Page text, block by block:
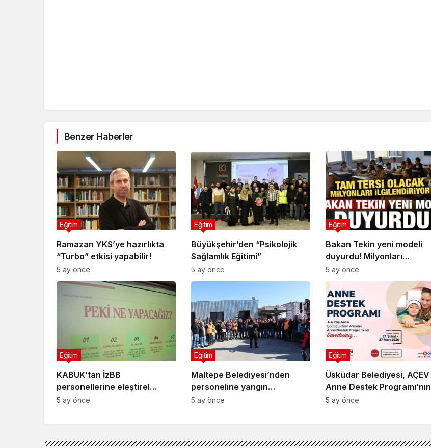
Benzer Haberler
Ramazan YKS’ye hazırlıkta
“Turbo” etkisi yapabilir!
Eğitim
5 ay önce
Büyükşehir’den “Psikolojik
Sağlamlık Eğitimi”
Eğitim
5 ay önce
Bakan Tekin yeni modeli
duyurdu! Milyonları
ilgilendiriyor, tam tersi
olacak…
Eğitim
5 ay önce
KABUK’tan İzBB
personellerine eleştirel
medya okuryazarlığı ve dijital
Eğitim
5 ay önce
Maltepe Belediyesi’nden
personeline yangın
farkındalık eğitimi
Eğitim
5 ay önce
Üsküdar Belediyesi, AÇEV
Anne Destek Programı’nın
İkincisini Başlatıyor
Eğitim
5 ay önce